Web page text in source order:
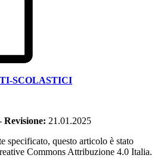
SCOLASTICI
Revisione: 21.01.2025
specificato, questo articolo è stato
Commons Attribuzione 4.0 Italia.